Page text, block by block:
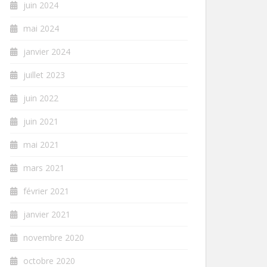
juin 2024
mai 2024
janvier 2024
juillet 2023
juin 2022
juin 2021
mai 2021
mars 2021
février 2021
janvier 2021
novembre 2020
octobre 2020